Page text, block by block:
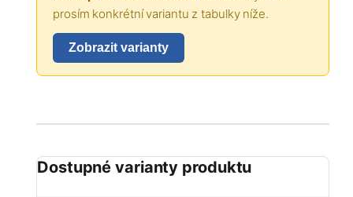
prosím konkrétní variantu z tabulky níže.
Zobrazit varianty
Dostupné varianty produktu